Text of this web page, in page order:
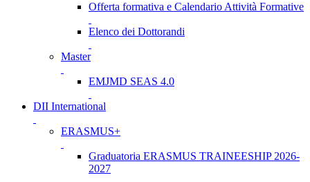
Offerta formativa e Calendario Attività Formative
Elenco dei Dottorandi
Master
EMJMD SEAS 4.0
DII International
ERASMUS+
Graduatoria ERASMUS TRAINEESHIP 2026-
2027